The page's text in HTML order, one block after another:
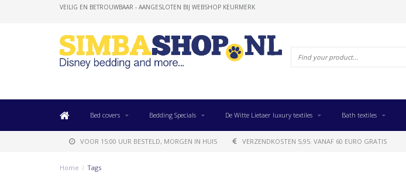
VEILIG EN BETROUWBAAR - AANGESLOTEN BIJ WEBSHOP KEURMERK
Bed covers Bedding Specials De Witte Lietaer luxury textiles Bath textiles
VOOR 15:00 UUR BESTELD, MORGEN IN HUIS VERZENDKOSTEN 5,95. VANAF 60 EURO GRATIS
Home / Tags